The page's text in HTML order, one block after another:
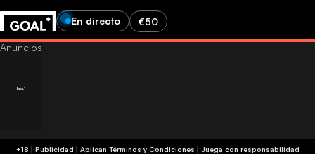
En directo €50
+18 | Publicidad | Aplican Términos y Condiciones | Juega con responsabilidad